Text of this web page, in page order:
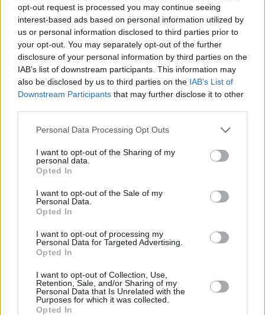
opt-out request is processed you may continue seeing
interest-based ads based on personal information utilized by
us or personal information disclosed to third parties prior to
your opt-out. You may separately opt-out of the further
disclosure of your personal information by third parties on the
IAB’s list of downstream participants. This information may
also be disclosed by us to third parties on the IAB’s List of
Downstream Participants that may further disclose it to other
Please note that this website/app uses one or more Google
not limited to your visit or usage behaviour. You may click to
grant or deny consent to Google and its third-party tags to
use your data for below specified purposes in below Google
consent section.
Personal Data Processing Opt Outs
I want to opt-out of the Sharing of my
personal data.
Opted In
I want to opt-out of the Sale of my
Personal Data.
Opted In
I want to opt-out of processing my
Personal Data for Targeted Advertising.
Opted In
I want to opt-out of Collection, Use,
Retention, Sale, and/or Sharing of my
Personal Data that Is Unrelated with the
Purposes for which it was collected.
Opted In
Καλούμε όλους τους Συλλόγους Γονέων να
ενημερώσουν τα μέλη τους και να συμμετάσχουν στις
κοινές δράσεις που η Ένωση προγραμματίζει την
επόμενη περίοδο.
Εκ μέρους του ΔΣ
της Ένωσης Συλλόγων Γονέων και Κηδεμόνων Νέας
Σμύρνης
Share this
Γενικές Ειδήσεις